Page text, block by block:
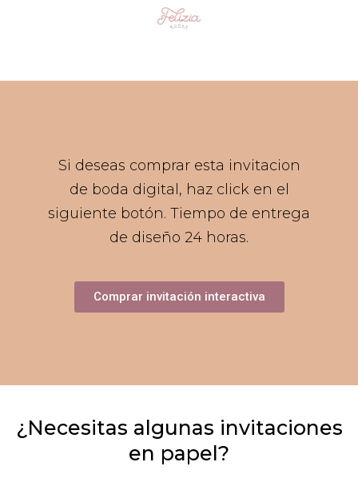
Si deseas comprar esta invitacion
de boda digital, haz click en el
siguiente botón. Tiempo de entrega
de diseño 24 horas.
Comprar invitación interactiva
¿Necesitas algunas invitaciones
en papel?